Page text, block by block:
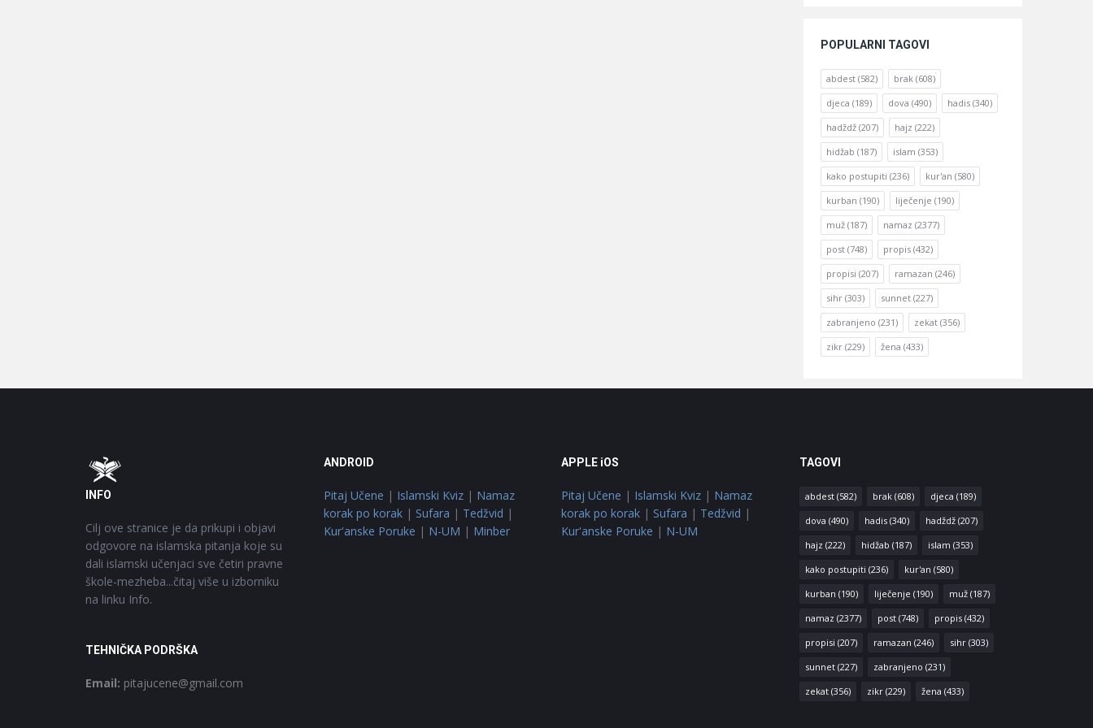
POPULARNI TAGOVI
abdest (582) brak (608)
djeca (189) dova (490) hadis (340)
hadždž (207) hajz (222)
hidžab (187) islam (353)
kako postupiti (236) kur'an (580)
kurban (190) liječenje (190)
muž (187) namaz (2377)
post (748) propis (432)
propisi (207) ramazan (246)
sihr (303) sunnet (227)
zabranjeno (231) zekat (356)
zikr (229) žena (433)
Footer
INFO
Cilj ove stranice je da prikupi i objavi
odgovore na islamska pitanja koje su
dali islamski učenjaci sve četiri pravne
škole-mezheba...čitaj više u izborniku
na linku Info.
TEHNIČKA PODRŠKA
Email: pitajucene@gmail.com
ANDROID
Pitaj Učene | Islamski Kviz| Namaz
korak po korak| Sufara | Tedžvid |
Kur'anske Poruke | N-UM | Minber
APPLE iOS
Pitaj Učene | Islamski Kviz | Namaz
korak po korak | Sufara | Tedžvid |
Kur'anske Poruke | N-UM
TAGOVI
abdest(582) brak(608) djeca (189)
dova (490) hadis(340) hadždž(207)
hajz (222) hidžab (187) islam (353)
kako postupiti (236) kur'an (580)
kurban (190) liječenje (190) muž(187)
namaz (2377) post(748) propis(432)
propisi (207) ramazan (246) sihr(303)
sunnet(227) zabranjeno (231)
zekat(356) zikr(229) žena (433)